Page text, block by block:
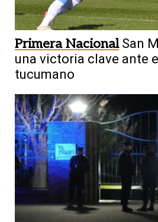
Primera Nacional San
una victoria clave ante
tucumano